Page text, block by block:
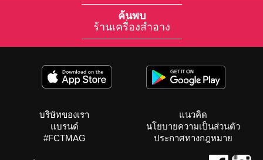
ค้นพบ
ร้านเครื่องสำอาง
บริษัทของเรา
แบรนด์
#FCTMAG
แนวคิด
นโยบายความเป็นส่วนตัว
ประกาศทางกฎหมาย